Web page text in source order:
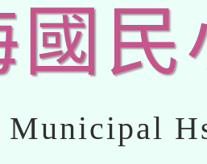
國民
Municipal